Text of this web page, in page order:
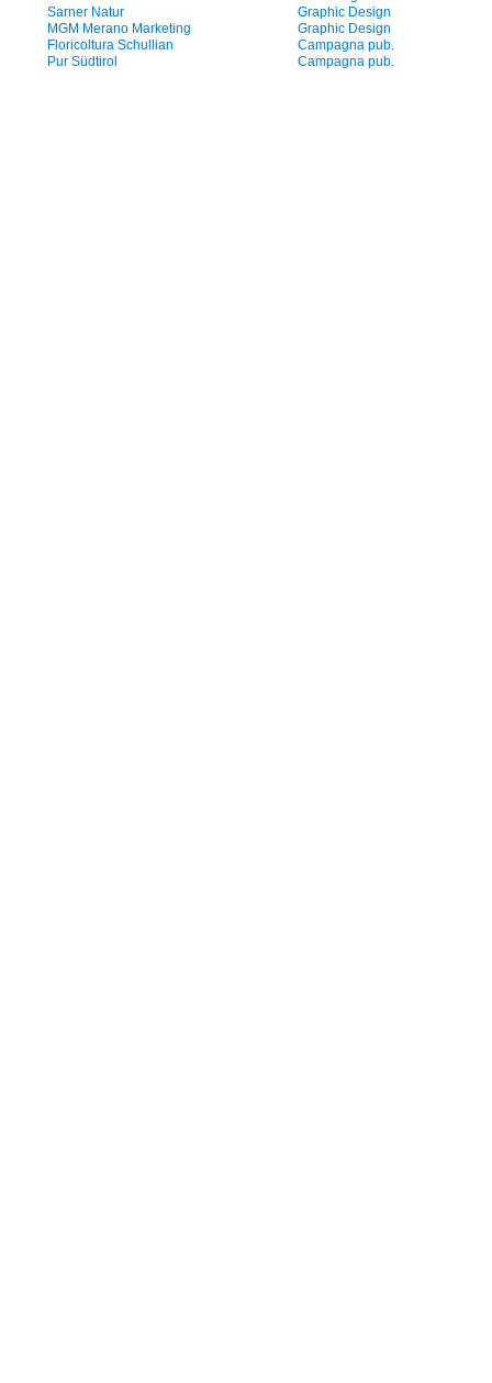
Sarner Natur
Graphic Design
MGM Merano Marketing
Graphic Design
Floricoltura Schullian
Campagna pub.
Pur Südtirol
Campagna pub.